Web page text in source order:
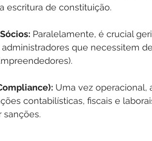
escritura de constituição.
Paralelamente, é crucial
que necessitem
Uma vez operacional,
contabilísticas, fiscais e
sanções.